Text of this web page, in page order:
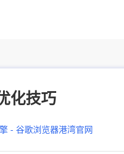
化技巧
- 谷歌浏览器港湾官网